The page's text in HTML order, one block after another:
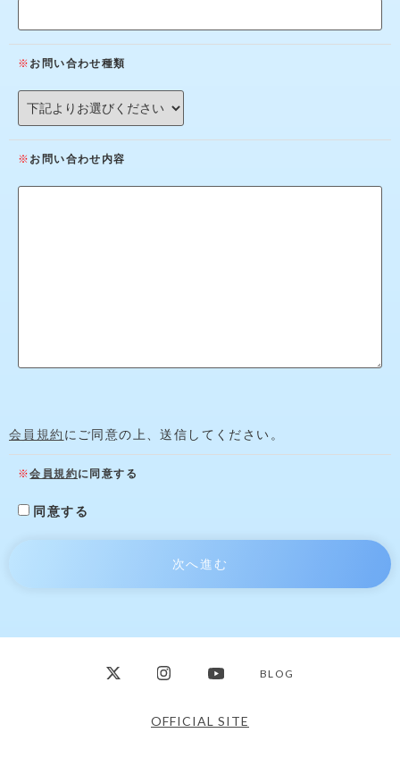
お問い合わせ種類
お問い合わせ内容
会員規約 にご同意の上、送信してください。
会員規約に同意する
同意する
BLOG
OFFICIAL SITE